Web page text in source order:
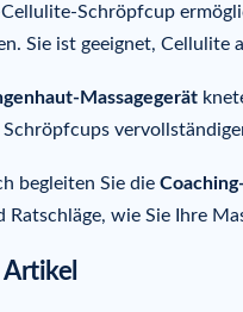
Schröpfcup
Sie ist geeignet, Cellulite
Massagegerät
begleiten Sie die
Ratschläge, wie Sie Ihre
Artikel